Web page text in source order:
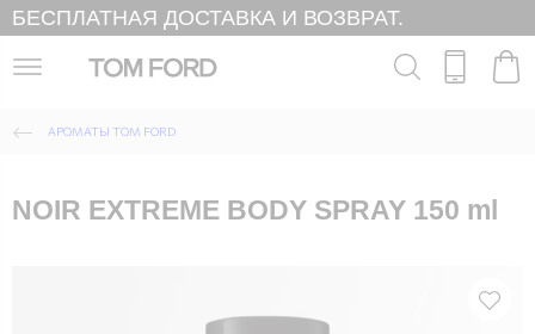
БЕСПЛАТНАЯ ДОСТАВКА И ВОЗВРАТ.
АРОМАТЫ TOM FORD
NOIR EXTREME BODY SPRAY 150 ml